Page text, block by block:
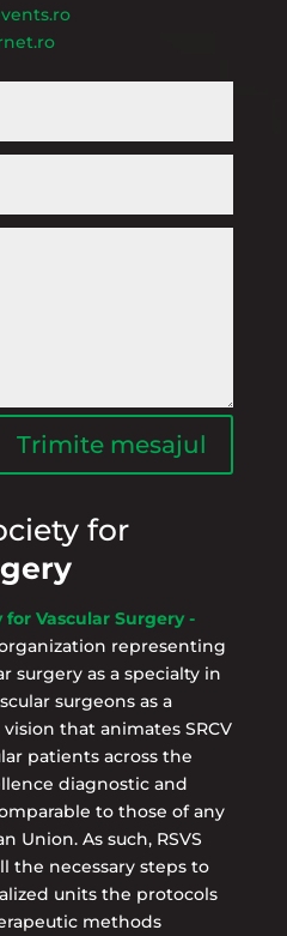
Trimite mesajul
for
Vascular Surgery -
representing
surgery as a specialty in
surgeons as a
that animates SRCV
patients across the
diagnostic and
to those of any
Union. As such, RSVS
the necessary steps to
units the protocols
methods